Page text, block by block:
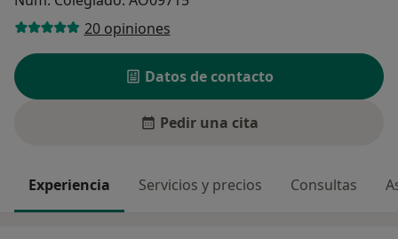
20 opiniones
Datos de contacto
Pedir una cita
Experiencia Servicios y precios Consultas